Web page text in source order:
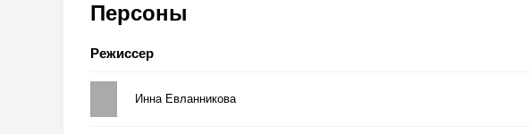
Персоны
Режиссер
Инна Евланникова